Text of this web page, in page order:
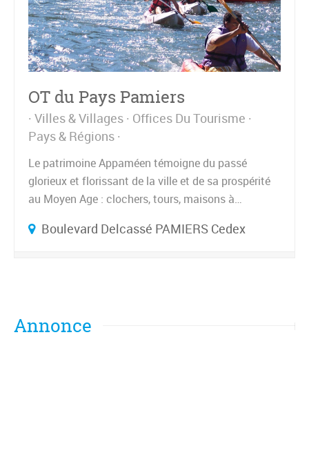
OT du Pays Pamiers
Villes & Villages Offices Du Tourisme
Pays & Régions
Le patrimoine Appaméen témoigne du passé
glorieux et florissant de la ville et de sa prospérité
au Moyen Age : clochers, tours, maisons à…
Boulevard Delcassé PAMIERS Cedex
Annonce